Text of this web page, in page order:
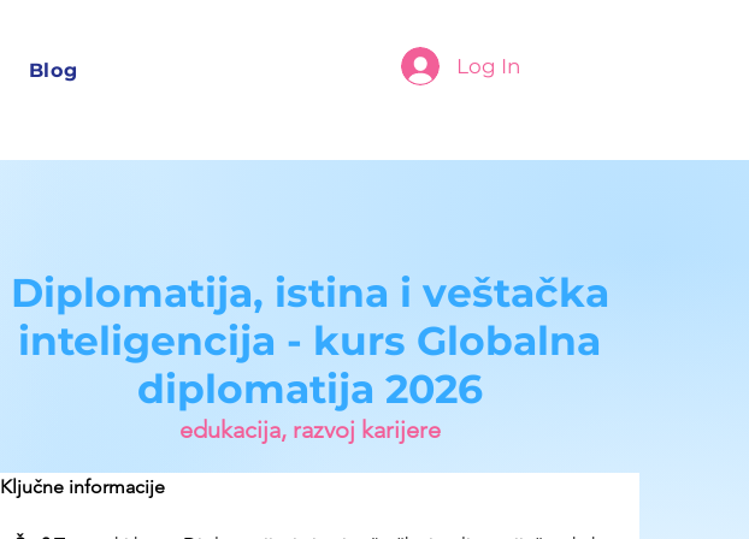
Blog Log In
Diplomatija, istina i veštačka
inteligencija - kurs Globalna
diplomatija 2026
edukacija, razvoj karijere
Ključne informacije